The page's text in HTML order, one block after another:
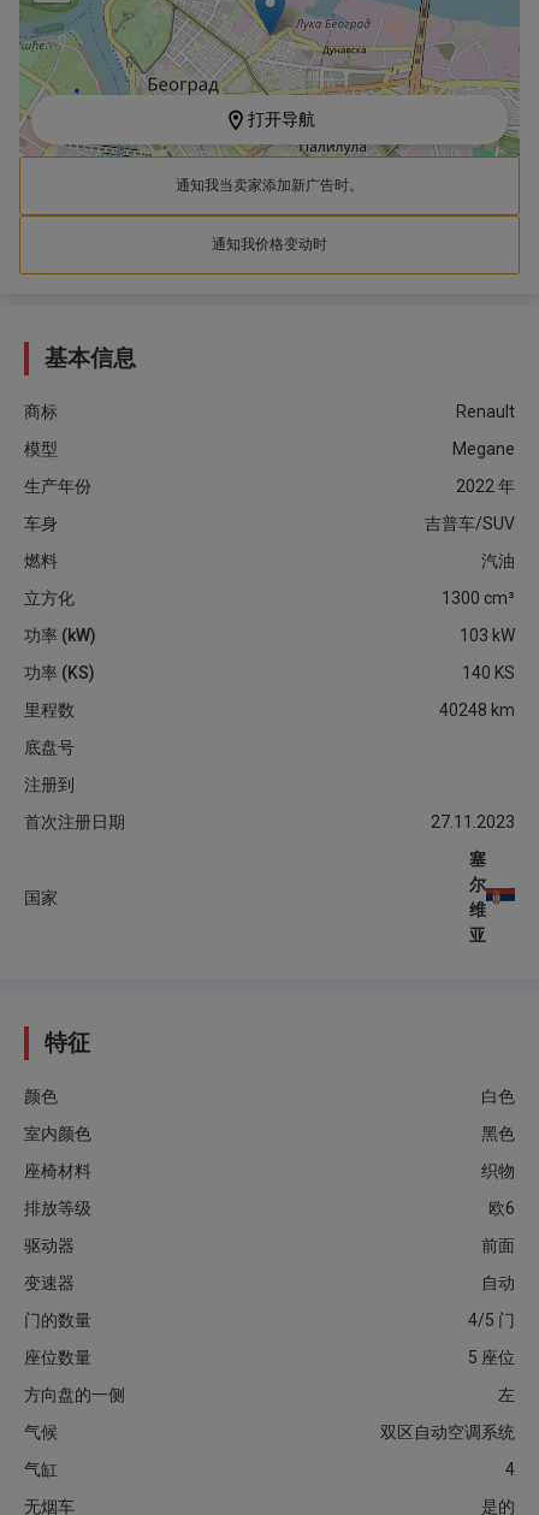
打开导航
通知我当卖家添加新广告时。
通知我价格变动时
基本信息
商标
Renault
模型
Megane
生产年份
2022 年
车身
吉普车/SUV
燃料
汽油
立方化
1300 cm³
功率 (kW)
103 kW
功率 (KS)
140 KS
里程数
40248 km
底盘号
注册到
首次注册日期
27.11.2023
国家
塞
尔
维
亚
特征
颜色
白色
室内颜色
黑色
座椅材料
织物
排放等级
欧6
驱动器
前面
变速器
自动
门的数量
4/5 门
座位数量
5 座位
方向盘的一侧
左
气候
双区自动空调系统
气缸
4
无烟车
是的